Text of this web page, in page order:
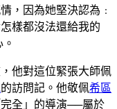
，因為她堅決認為﹕
樣都沒法還給我的
他對這位緊張大師佩
的訪問記。他敬佩希區
全」的導演──屬於